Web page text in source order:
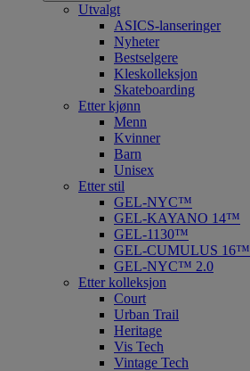
Utvalgt
ASICS-lanseringer
Nyheter
Bestselgere
Kleskolleksjon
Skateboarding
Etter kjønn
Menn
Kvinner
Barn
Unisex
Etter stil
GEL-NYC™
GEL-KAYANO 14™
GEL-1130™
GEL-CUMULUS 16™
GEL-NYC™ 2.0
Etter kolleksjon
Court
Urban Trail
Heritage
Vis Tech
Vintage Tech